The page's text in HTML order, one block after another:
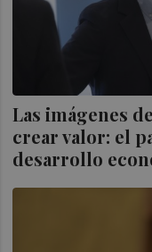
Las imágenes
crear valor: el
desarrollo